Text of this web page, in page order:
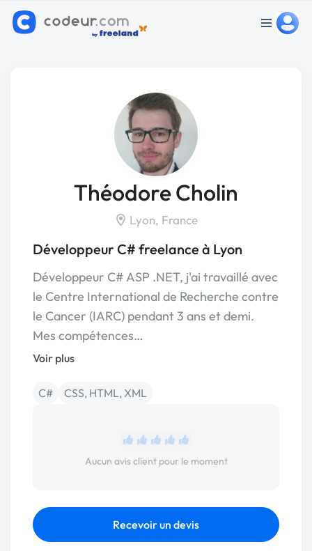
Théodore Cholin
Lyon, France
Développeur C# freelance à Lyon
Développeur C# ASP .NET, j'ai travaillé avec
le Centre International de Recherche contre
le Cancer (IARC) pendant 3 ans et demi.
Mes compétences…
Voir plus
C# CSS, HTML, XML
Aucun avis client pour le moment
Recevoir un devis